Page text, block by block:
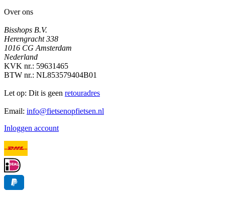
Over ons
Bisshops B.V.
Herengracht 338
1016 CG Amsterdam
Nederland
KVK nr.: 59631465
BTW nr.: NL853579404B01
Let op: Dit is geen retouradres
Email: info@fietsenopfietsen.nl
Inloggen account